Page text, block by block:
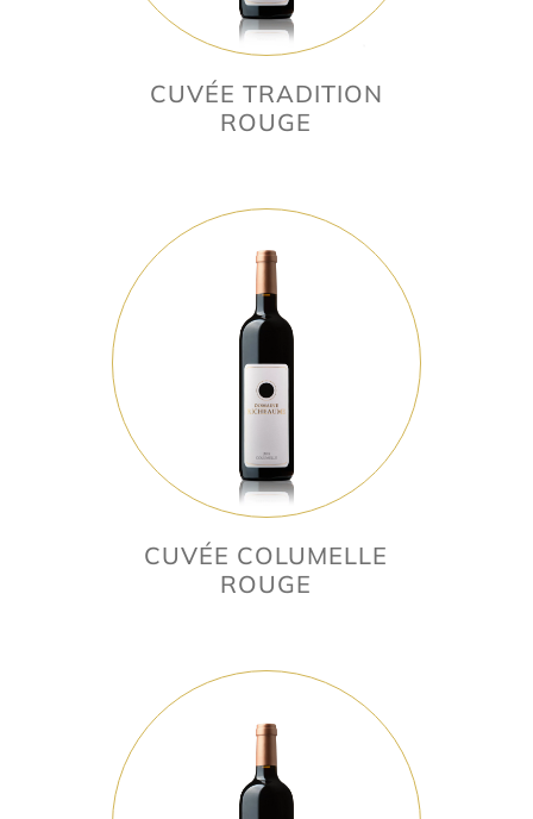
CUVÉE TRADITION
ROUGE
CUVÉE COLUMELLE
ROUGE